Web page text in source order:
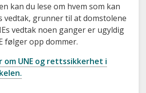
kan du lese om hvem som kan
vedtak, grunner til at domstolene
vedtak noen ganger er ugyldig
følger opp dommer.
om UNE og rettssikkerhet i